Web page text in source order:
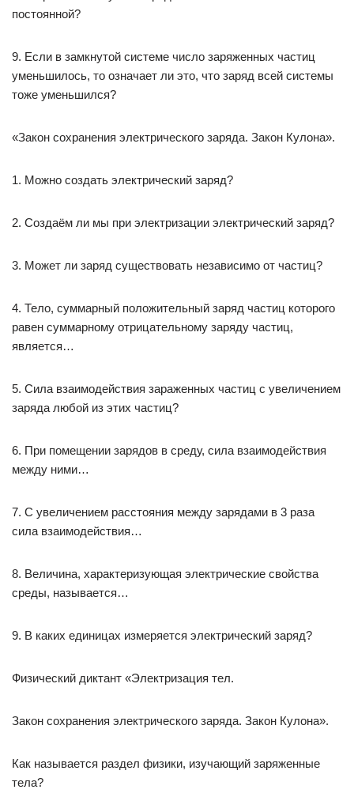
постоянной?
9. Если в замкнутой системе число заряженных частиц
уменьшилось, то означает ли это, что заряд всей системы
тоже уменьшился?
«Закон сохранения электрического заряда. Закон Кулона».
1. Можно создать электрический заряд?
2. Создаём ли мы при электризации электрический заряд?
3. Может ли заряд существовать независимо от частиц?
4. Тело, суммарный положительный заряд частиц которого
равен суммарному отрицательному заряду частиц,
является…
5. Сила взаимодействия зараженных частиц с увеличением
заряда любой из этих частиц?
6. При помещении зарядов в среду, сила взаимодействия
между ними…
7. С увеличением расстояния между зарядами в 3 раза
сила взаимодействия…
8. Величина, характеризующая электрические свойства
среды, называется…
9. В каких единицах измеряется электрический заряд?
Физический диктант «Электризация тел.
Закон сохранения электрического заряда. Закон Кулона».
Как называется раздел физики, изучающий заряженные
тела?